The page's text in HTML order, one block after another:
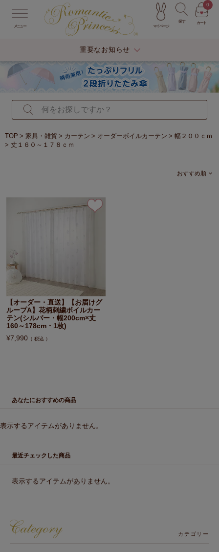
メニュー マイページ
探す カート
0
重要なお知らせ
TOP 家具・雑貨 カーテン オーダーボイルカーテン
幅２００ｃｍ
丈１６０～１７８ｃｍ
おすすめ順
【オーダー・直送】【お届けグ
ループA】花柄刺繍ボイルカー
テン(シルバー・幅200cm×丈
160～178cm・1枚)
¥7,990 税込
あなたにおすすめの商品
表示するアイテムがありません。
最近チェックした商品
表示するアイテムがありません。
カテゴリー